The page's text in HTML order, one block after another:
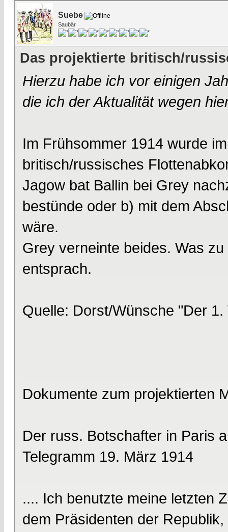
Suebe
Saubär
Das projektierte britisch/
Hierzu habe ich vor einigen
die ich der Aktualität wegen
Im Frühsommer 1914 wurde
britisch/russisches
Jagow bat Ballin bei Grey
bestünde oder b) mit dem
wäre.
Grey verneinte beides. Was
entsprach.
Quelle: Dorst/Wünsche "Der
Dokumente zum projektierten
Der russ. Botschafter in Paris
Telegramm 19. März 1914
.... Ich benutzte meine letzten
dem Präsidenten der